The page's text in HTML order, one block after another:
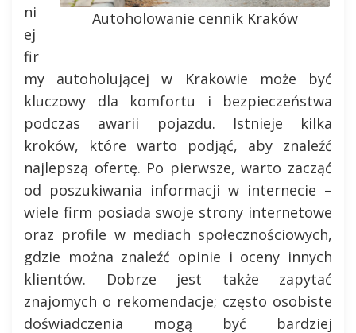
Autoholowanie cennik Kraków
ni
ej
fir
my autoholującej w Krakowie może być
kluczowy dla komfortu i bezpieczeństwa
podczas awarii pojazdu. Istnieje kilka
kroków, które warto podjąć, aby znaleźć
najlepszą ofertę. Po pierwsze, warto zacząć
od poszukiwania informacji w internecie –
wiele firm posiada swoje strony internetowe
oraz profile w mediach społecznościowych,
gdzie można znaleźć opinie i oceny innych
klientów. Dobrze jest także zapytać
znajomych o rekomendacje; często osobiste
doświadczenia mogą być bardziej